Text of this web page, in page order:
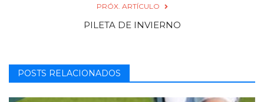
PRÓX. ARTÍCULO
PILETA DE INVIERNO
POSTS RELACIONADOS